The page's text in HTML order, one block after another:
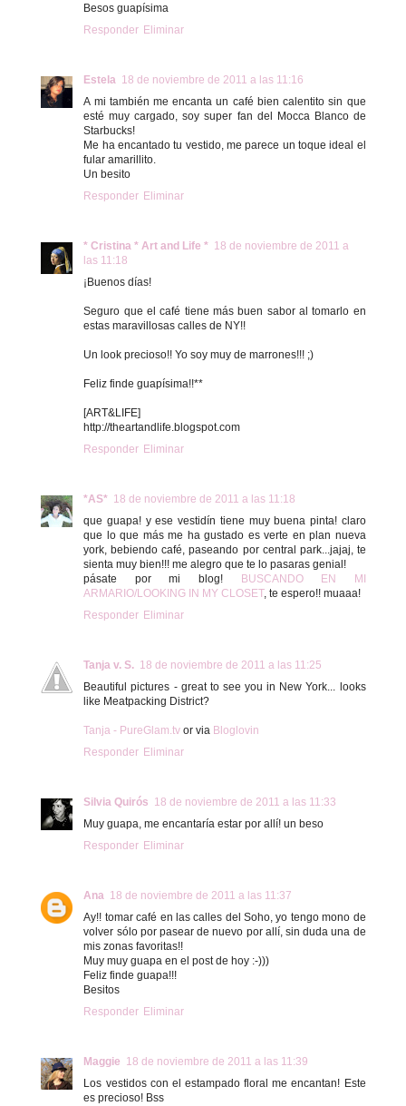
Besos guapísima
Responder Eliminar
Estela 18 de noviembre de 2011 a las 11:16
A mi también me encanta un café bien calentito sin que
esté muy cargado, soy super fan del Mocca Blanco de
Starbucks!
Me ha encantado tu vestido, me parece un toque ideal el
fular amarillito.
Un besito
Responder Eliminar
* Cristina * Art and Life * 18 de noviembre de 2011 a
las 11:18
¡Buenos días!
Seguro que el café tiene más buen sabor al tomarlo en
estas maravillosas calles de NY!!
Un look precioso!! Yo soy muy de marrones!!! ;)
Feliz finde guapísima!!**
[ART&LIFE]
http://theartandlife.blogspot.com
Responder Eliminar
*AS* 18 de noviembre de 2011 a las 11:18
que guapa! y ese vestidín tiene muy buena pinta! claro
que lo que más me ha gustado es verte en plan nueva
york, bebiendo café, paseando por central park...jajaj, te
sienta muy bien!!! me alegro que te lo pasaras genial!
pásate por mi blog!
BUSCANDO EN MI
ARMARIO/LOOKING IN MY CLOSET, te espero!! muaaa!
Responder Eliminar
Tanja v. S. 18 de noviembre de 2011 a las 11:25
Beautiful pictures - great to see you in New York... looks
like Meatpacking District?
Tanja - PureGlam.tv or via Bloglovin
Responder Eliminar
Silvia Quirós 18 de noviembre de 2011 a las 11:33
Muy guapa, me encantaría estar por allí! un beso
Responder Eliminar
Ana 18 de noviembre de 2011 a las 11:37
Ay!! tomar café en las calles del Soho, yo tengo mono de
volver sólo por pasear de nuevo por allí, sin duda una de
mis zonas favoritas!!
Muy muy guapa en el post de hoy :-)))
Feliz finde guapa!!!
Besitos
Responder Eliminar
Maggie 18 de noviembre de 2011 a las 11:39
Los vestidos con el estampado floral me encantan! Este
es precioso! Bss